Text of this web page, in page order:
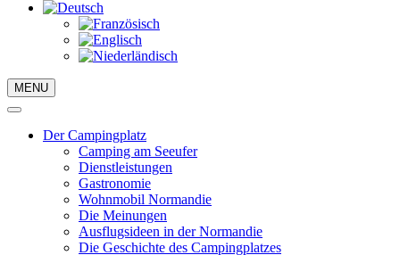
MENU
Der Campingplatz
Camping am Seeufer
Dienstleistungen
Gastronomie
Wohnmobil Normandie
Die Meinungen
Ausflugsideen in der Normandie
Die Geschichte des Campingplatzes